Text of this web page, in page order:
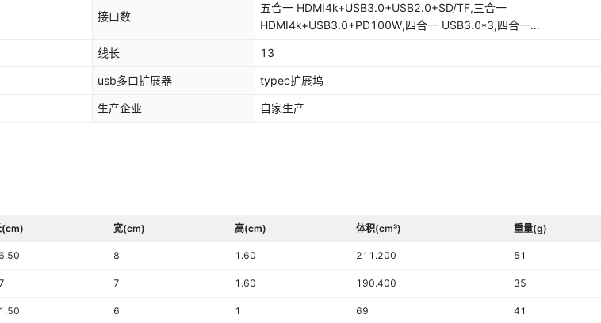
接口数
五合一 HDMI4k+USB3.0+USB2.0+SD/TF,三合一
HDMI4k+USB3.0+PD100W,四合一 USB3.0*3,四合一
HDMI4k+USB3.0+USB2.0*2+PD100W,五合一
HDMI4k+USB3.0+USB2.0+PD100W+百兆网口,五合一
HDMI4k+USB3.0+USB2.0+PD100W+SD/TF,双头七合一,七合一
口,十二合一HDMI4K+VGA+USB3.0+USB2.0+Type-c+PD+SD/TF+
+百兆,十二合一HDMI4K+VGA+USB3.0+2.0*2+Type-c+PD+SD/
线长 13
usb多口扩展器 typec扩展坞
生产企业 自家生产
(cm) 宽(cm) 高(cm) 体积(cm³) 重量(g)
8 1.60 211.200 51
7 1.60 190.400 35
6 1 69 41